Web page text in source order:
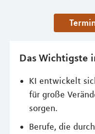
Das Wichtigste
KI entwickelt
für große
sorgen.
Berufe, die